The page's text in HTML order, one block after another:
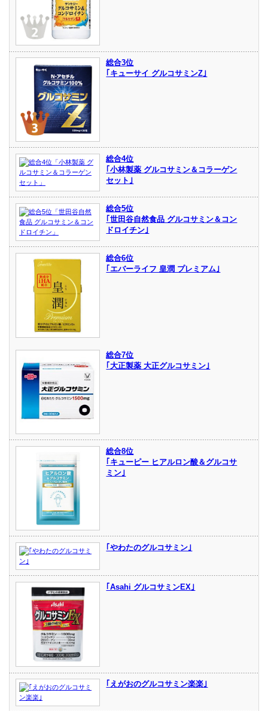
総合3位
｢キューサイ グルコサミンZ｣
総合4位
｢小林製薬 グルコサミン＆コラーゲン
セット｣
総合5位
｢世田谷自然食品 グルコサミン＆コン
ドロイチン｣
総合6位
｢エバーライフ 皇潤 プレミアム｣
総合7位
｢大正製薬 大正グルコサミン｣
総合8位
｢キューピー ヒアルロン酸＆グルコサ
ミン｣
｢やわたのグルコサミン｣
｢Asahi グルコサミンEX｣
｢えがおのグルコサミン楽楽｣